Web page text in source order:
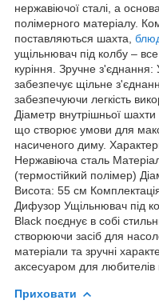
нержавіючої сталі, а
полімерного матеріалу.
поставляються шахта,
ущільнювач під колбу –
куріння. Зручне
забезпечує щільне
забезпечуючи легкість
Діаметр внутрішньої
що створює умови для
насиченого диму.
Нержавіюча сталь
(термостійкий полімер)
Висота: 55 см
Дифузор Ущільнювач під
Black поєднує в собі
створюючи засіб для
матеріали та зручні
аксесуаром для любителів
Приховати